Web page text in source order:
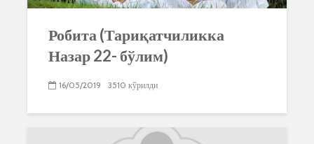
Робита (Тариқатчиликка
Назар 22- бўлим)
16/05/2019 3510 кўрилди